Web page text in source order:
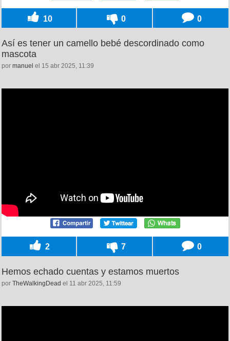
10 0 0
Así es tener un camello bebé descordinado como
mascota
por manuel el 15 abr 2025, 11:39
2 7 0
Hemos echado cuentas y estamos muertos
por TheWalkingDead el 11 abr 2025, 11:59